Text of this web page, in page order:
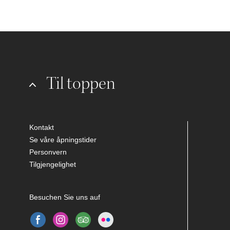
Til toppen
Kontakt
Se våre åpningstider
Personvern
Tilgjengelighet
Besuchen Sie uns auf